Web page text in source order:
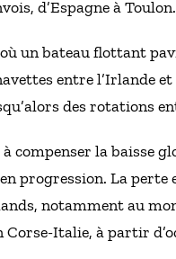
d’Espagne à Toulon.
un bateau flottant
entre l’Irlande
des rotations
compenser la baisse
progression. La perte
notamment au
Italie, à partir